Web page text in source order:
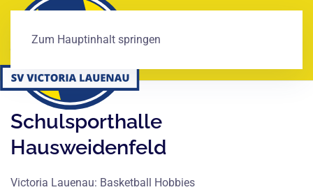
Zum Hauptinhalt springen
Schulsporthalle
Hausweidenfeld
Victoria Lauenau: Basketball Hobbies